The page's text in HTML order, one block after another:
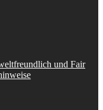
und Fair